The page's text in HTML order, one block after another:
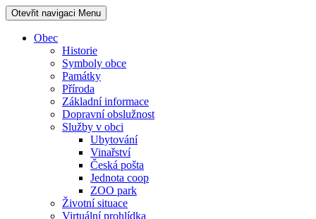
Otevřit navigaci Menu
Obec
Historie
Symboly obce
Památky
Příroda
Základní informace
Dopravní obslužnost
Služby v obci
Ubytování
Vinařství
Česká pošta
Jednota coop
ZOO park
Životní situace
Virtuální prohlídka